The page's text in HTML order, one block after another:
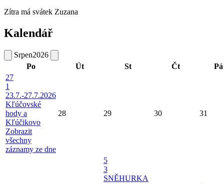
Zítra má svátek Zuzana
Kalendář
Srpen2026
Po
Út St Čt
Pá
27
1
23.7.-27.7.2026
Kľúčovské
hody a
Kľúčikovo
Zobrazit
všechny
záznamy ze dne
28 29 30 31
5
3
SNĚHURKA